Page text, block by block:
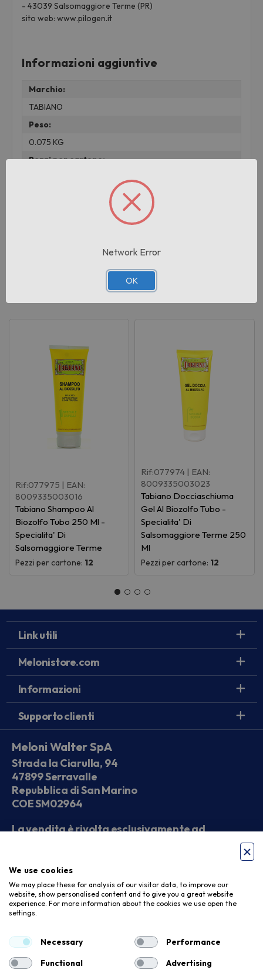
- 43039 Salsomaggiore Terme (PR)
sito web: www.pilogen.it
Informazioni aggiuntive
Marchio:
TABIANO
Peso:
0.075 KG
Pezzi per cartone:
Prodotti correlati
Rif:077975 | EAN:
8009335003016
Tabiano Shampoo Al
Biozolfo Tubo 250 Ml -
Specialita' Di
Salsomaggiore Terme
Pezzi per cartone: 12
Rif:077974 | EAN:
8009335003023
Tabiano Docciaschiuma
Gel Al Biozolfo Tubo -
Specialita' Di
Salsomaggiore Terme 250
Ml
Pezzi per cartone: 12
Link utili
Melonistore.com
Informazioni
Supporto clienti
Meloni Walter SpA
Strada la Ciarulla, 94
47899 Serravalle
Repubblica di San Marino
COE SM02964
La vendita è rivolta esclusivamente ad
Accettiamo
Seguici sui social
We use cookies
We may place these for analysis of our visitor data, to improve our
website, show personalised content and to give you a great website
experience. For more information about the cookies we use open the
settings.
Necessary
Performance
Functional
Advertising
Network Error
OK